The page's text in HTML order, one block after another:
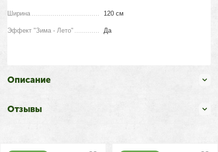
Ширина 120 см
Эффект "Зима - Лето" Да
Описание
Отзывы